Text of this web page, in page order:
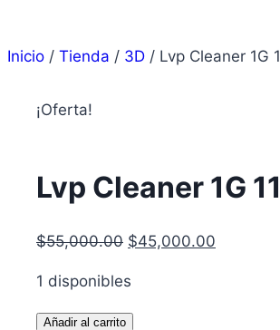
Inicio / Tienda / 3D / Lvp Cleaner 1G
¡Oferta!
Lvp Cleaner 1G
$55,000.00 $45,000.00
1 disponibles
Añadir al carrito